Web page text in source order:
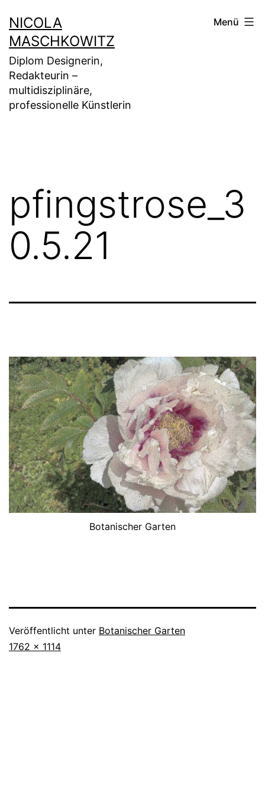
Inhalt
springen
NICOLA
MASCHKOWITZ
Diplom Designerin,
Redakteurin –
multidisziplinäre,
professionelle Künstlerin
Menü
pfingstrose_3
0.5.21
Botanischer Garten
Veröffentlicht unter Botanischer Garten
Originalgröße
1762 × 1114